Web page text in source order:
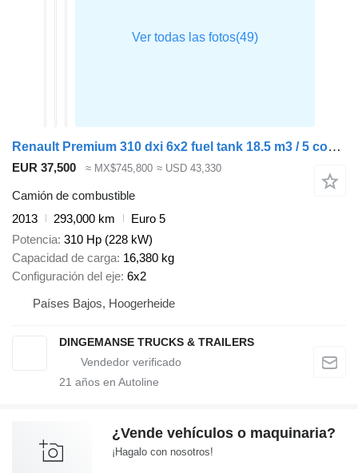
Renault Premium 310 dxi 6x2 fuel tank 18.5 m3 / 5 comp / ADR 16/08/2024
EUR 37,500 ≈ MX$745,800 ≈ USD 43,330
Camión de combustible
2013
293,000 km
Euro 5
Potencia 310 Hp (228 kW)
Capacidad de carga 16,380 kg
Configuración del eje 6x2
Países Bajos, Hoogerheide
DINGEMANSE TRUCKS & TRAILERS
21 años en Autoline
¿Vende vehículos o maquinaria?
¡Hagalo con nosotros!